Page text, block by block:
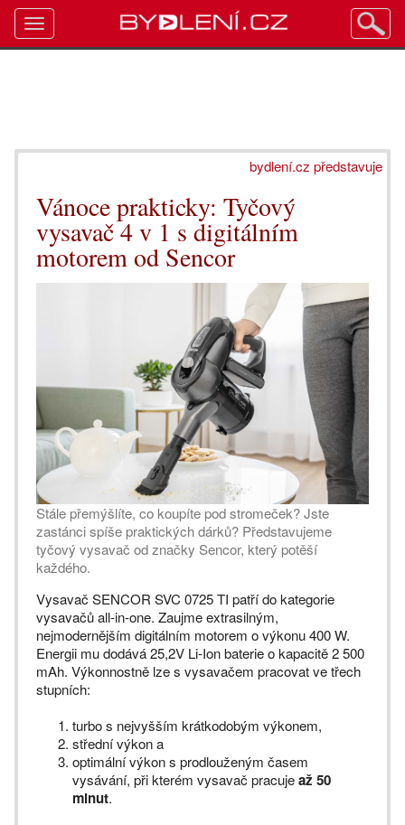
bydlení.cz představuje
Vánoce prakticky: Tyčový
vysavač 4 v 1 s digitálním
motorem od Sencor
Stále přemýšlíte, co koupíte pod stromeček? Jste
zastánci spíše praktických dárků? Představujeme
tyčový vysavač od značky Sencor, který potěší
každého.
Vysavač SENCOR SVC 0725 TI patří do kategorie
vysavačů all-in-one. Zaujme extrasilným,
nejmodernějším digitálním motorem o výkonu 400 W.
Energii mu dodává 25,2V Li-Ion baterie o kapacitě 2 500
mAh. Výkonnostně lze s vysavačem pracovat ve třech
stupních:
turbo s nejvyšším krátkodobým výkonem,
střední výkon a
optimální výkon s prodlouženým časem
vysávání, při kterém vysavač pracujeaž 50
minut.
Toggle
navigation